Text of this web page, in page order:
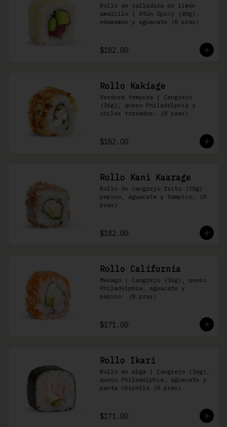
Rollo de ralladura de limón
amarillo | Atún Spicy (40g),
edamames y aguacate (8 pzas)
$182.00
Rollo Kakiage
Verdura tempura | Cangrejo
(16g), queso Philadelphia y
chiles toreados. (8 pzas)
$182.00
Rollo Kani Kaarage
Rollo de cangrejo frito (30g)
pepino, aguacate y tampico. (8
pzas)
$182.00
Rollo California
Masago | Cangrejo (16g), queso
Philadelphia, aguacate y
pepino. (8 pzas)
$171.00
Rollo Ikari
Rollo de alga | Cangrejo (16g),
queso Philadelphia, aguacate y
pasta chipotle (8 pzas)
$171.00